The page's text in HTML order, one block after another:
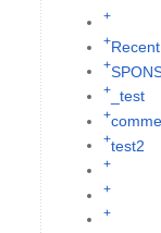
+
+
+
+_test
+
+test2
+
+
+